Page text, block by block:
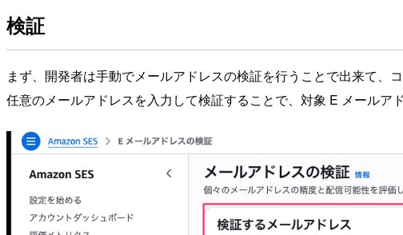
検証
まず、開発者は手動でメールアドレスの検証を行うことで出来て、
任意のメールアドレスを入力して検証することで、対象 E メールア